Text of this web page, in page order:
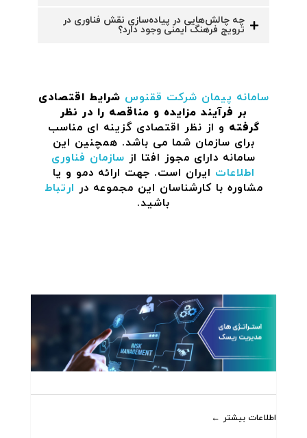
چه چالش‌هایی در پیاده‌سازی نقش فناوری در
ترویج فرهنگ ایمنی وجود دارد؟
سامانه پیمان شرکت ققنوس شرایط اقتصادی
بر فرآیند مزایده و مناقصه را در نظر
گرفته و از نظر اقتصادی گزینه ای مناسب
برای سازمان شما می باشد. همچنین این
سامانه دارای مجوز افتا از سازمان فناوری
اطلاعات ایران است. جهت ارائه دمو و یا
مشاوره با کارشناسان این مجموعه در ارتباط
باشید.
اطلاعات بیشتر